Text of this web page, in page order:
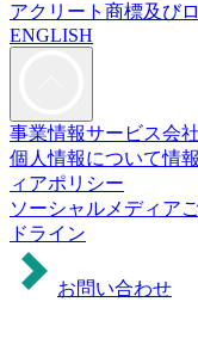
アクリート商標及び
ENGLISH
事業情報サービス会
個人情報について情
ィアポリシー
ソーシャルメディア
ドライン
お問い合わせ